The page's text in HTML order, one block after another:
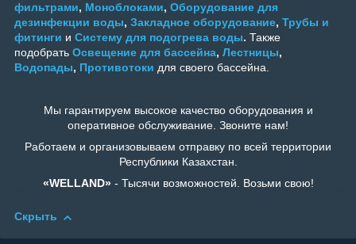
фильтрами, Моноблоками, Оборудование для
дезинфекции воды, Закладное оборудование, Трубы и
фитинги и Систему для подогрева воды. Также
подобрать Освещение для бассейна, Лестницы,
Водопады, Противотоки для своего бассейна.
Мы гарантируем высокое качество оборудования и
оперативное обслуживание. Звоните нам!
Работаем и организовываем отправку по всей территории
Республики Казахстан.
«WELLAND»- Тысячи возможностей. Возьми свою!
Скрыть